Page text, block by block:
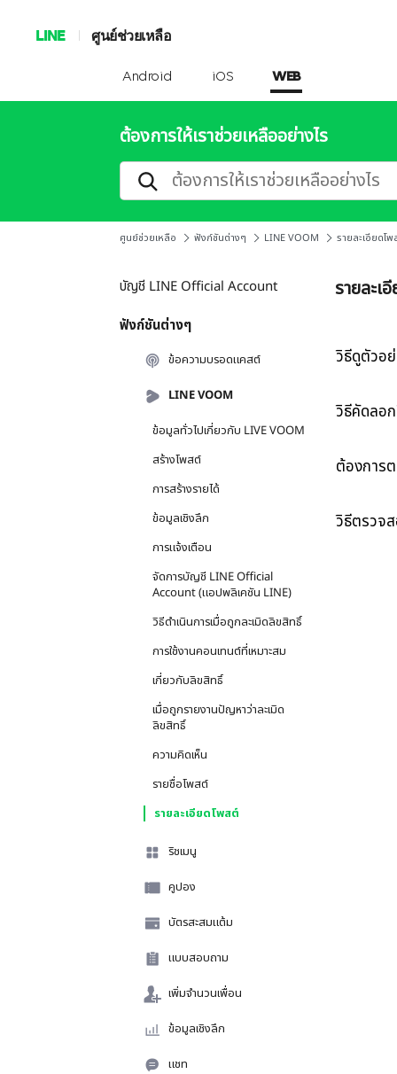
LINE ศูนย์ช่วยเหลือ
Android iOS WEB
ต้องการให้เราช่วยเหลืออย่างไร
ศูนย์ช่วยเหลือ ฟังก์ชันต่างๆ LINE VOOM รายละเอียดโ
บัญชี LINE Official Account
ฟังก์ชันต่างๆ
ข้อความบรอดแคสต์
LINE VOOM
ข้อมูลทั่วไปเกี่ยวกับ LIVE VOOM
สร้างโพสต์
การสร้างรายได้
ข้อมูลเชิงลึก
การแจ้งเตือน
จัดการบัญชี LINE Official
Account (แอปพลิเคชัน LINE)
วิธีดำเนินการเมื่อถูกละเมิดลิขสิทธิ์
การใช้งานคอนเทนต์ที่เหมาะสม
เกี่ยวกับลิขสิทธิ์
เมื่อถูกรายงานปัญหาว่าละเมิด
ลิขสิทธิ์
ความคิดเห็น
รายชื่อโพสต์
รายละเอียดโพสต์
ริชเมนู
คูปอง
บัตรสะสมแต้ม
แบบสอบถาม
เพิ่มจำนวนเพื่อน
ข้อมูลเชิงลึก
แชท
รายละเ
วิธีดูตัวอ
วิธีคัดลอ
ต้องการ
วิธีตรวจ